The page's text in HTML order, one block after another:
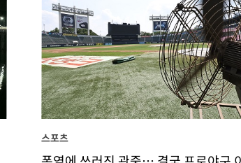
스포츠